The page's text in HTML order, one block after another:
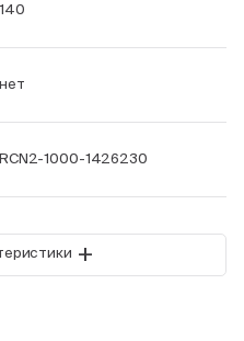
140
нет
RCN2-1000-1426230
+